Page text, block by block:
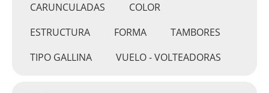
CARUNCULADAS
COLOR
ESTRUCTURA
FORMA
TAMBORES
TIPO GALLINA
VUELO - VOLTEADORAS